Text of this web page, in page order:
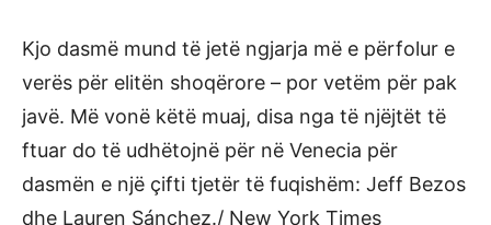
Kjo dasmë mund të jetë ngjarja më e përfolur e
verës për elitën shoqërore – por vetëm për pak
javë. Më vonë këtë muaj, disa nga të njëjtët të
ftuar do të udhëtojnë për në Venecia për
dasmën e një çifti tjetër të fuqishëm: Jeff Bezos
dhe Lauren Sánchez./ New York Times